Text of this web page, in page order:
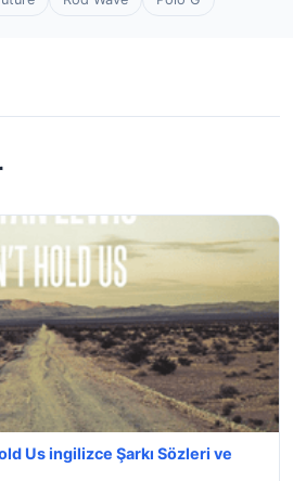
Us ingilizce Şarkı Sözleri ve